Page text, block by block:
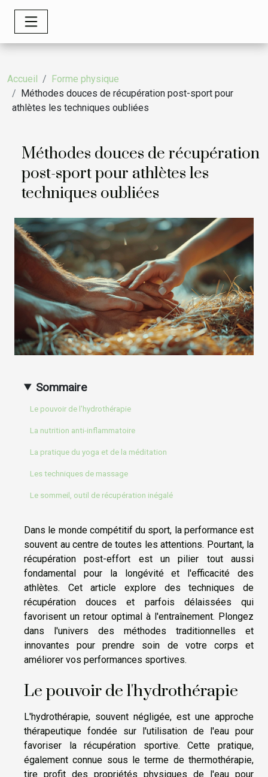
Accueil
Forme physique
Méthodes douces de récupération post-sport pour
athlètes les techniques oubliées
Méthodes douces de récupération
post-sport pour athlètes les
techniques oubliées
Sommaire
Le pouvoir de l'hydrothérapie
La nutrition anti-inflammatoire
La pratique du yoga et de la méditation
Les techniques de massage
Le sommeil, outil de récupération inégalé
Dans le monde compétitif du sport, la performance est
souvent au centre de toutes les attentions. Pourtant, la
récupération post-effort est un pilier tout aussi
fondamental pour la longévité et l'efficacité des
athlètes. Cet article explore des techniques de
récupération douces et parfois délaissées qui
favorisent un retour optimal à l'entraînement. Plongez
dans l'univers des méthodes traditionnelles et
innovantes pour prendre soin de votre corps et
améliorer vos performances sportives.
Le pouvoir de l'hydrothérapie
L'hydrothérapie, souvent négligée, est une approche
thérapeutique fondée sur l'utilisation de l'eau pour
favoriser la récupération sportive. Cette pratique,
également connue sous le terme de thermothérapie,
tire profit des propriétés physiques de l'eau pour